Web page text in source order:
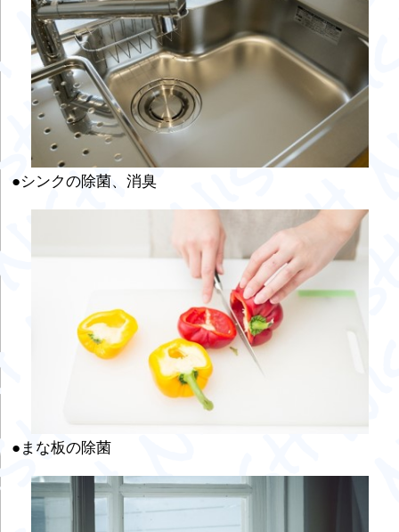
●シンクの除菌、消臭
●まな板の除菌